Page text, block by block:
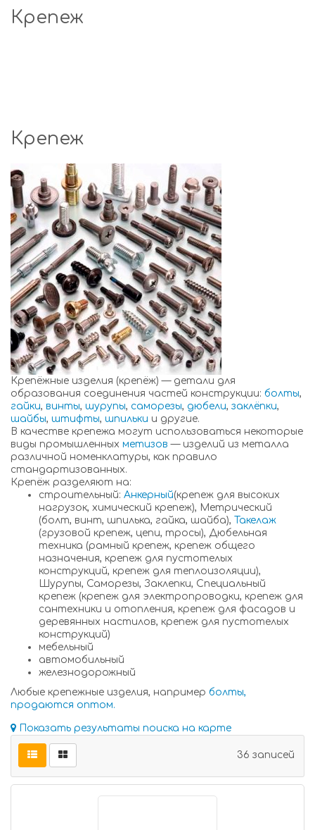
Крепеж
Крепеж
Крепёжные изделия (крепёж) — детали для
образования соединения частей конструкции: болты,
гайки, винты, шурупы, саморезы, дюбели, заклёпки,
шайбы, штифты, шпильки и другие.
В качестве крепежа могут использоваться некоторые
виды промышленных метизов — изделий из металла
различной номенклатуры, как правило
стандартизованных.
Крепёж разделяют на:
строительный: Анкерный(крепеж для высоких
нагрузок, химический крепеж), Метрический
(болт, винт, шпилька, гайка, шайба), Такелаж
(грузовой крепеж, цепи, тросы), Дюбельная
техника (рамный крепеж, крепеж общего
назначения, крепеж для пустотелых
конструкций, крепеж для теплоизоляции),
Шурупы, Саморезы, Заклепки, Специальный
крепеж (крепеж для электропроводки, крепеж для
сантехники и отопления, крепеж для фасадов и
деревянных настилов, крепеж для пустотелых
конструкций)
мебельный
автомобильный
железнодорожный
Любые крепежные изделия, например болты,
продаются оптом.
Показать результаты поиска на карте
36 записей